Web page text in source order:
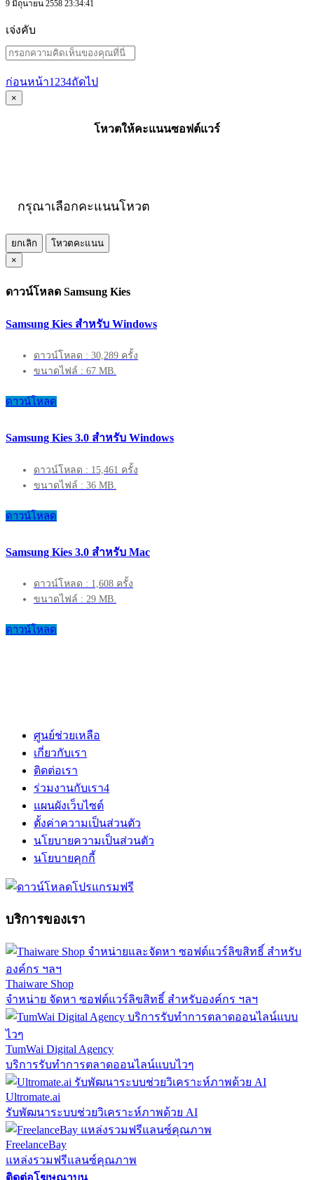
9 มิถุนายน 2558 23:34:41
เจ่งคับ
ก่อนหน้า1 234ถัดไป
×
โหวตให้คะแนนซอฟต์แวร์
กรุณาเลือกคะแนนโหวต
ยกเลิก
โหวตคะแนน
×
ดาวน์โหลด Samsung Kies
Samsung Kies สำหรับ Windows
ดาวน์โหลด : 30,289 ครั้ง
ขนาดไฟล์ : 67 MB.
ดาวน์โหลด
Samsung Kies 3.0 สำหรับ Windows
ดาวน์โหลด : 15,461 ครั้ง
ขนาดไฟล์ : 36 MB.
ดาวน์โหลด
Samsung Kies 3.0 สำหรับ Mac
ดาวน์โหลด : 1,608 ครั้ง
ขนาดไฟล์ : 29 MB.
ดาวน์โหลด
ศูนย์ช่วยเหลือ
เกี่ยวกับเรา
ติดต่อเรา
ร่วมงานกับเรา4
แผนผังเว็บไซต์
ตั้งค่าความเป็นส่วนตัว
นโยบายความเป็นส่วนตัว
นโยบายคุกกี้
บริการของเรา
Thaiware Shop
จำหน่าย จัดหา ซอฟต์แวร์ลิขสิทธิ์ สำหรับองค์กร ฯลฯ
TumWai Digital Agency
บริการรับทำการตลาดออนไลน์แบบไวๆ
Ultromate.ai
รับพัฒนาระบบช่วยวิเคราะห์ภาพด้วย AI
FreelanceBay
แหล่งรวมฟรีแลนซ์คุณภาพ
ติดต่อโฆษณาบน